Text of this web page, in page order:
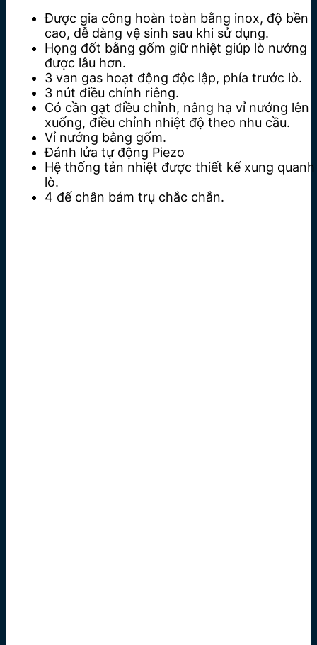
Được gia công hoàn toàn bằng inox, độ bền
cao, dễ dàng vệ sinh sau khi sử dụng.
Họng đốt bằng gốm giữ nhiệt giúp lò nướng
được lâu hơn.
3 van gas hoạt động độc lập, phía trước lò.
3 nút điều chính riêng.
Có cần gạt điều chỉnh, nâng hạ vỉ nướng lên
xuống, điều chỉnh nhiệt độ theo nhu cầu.
Vỉ nướng bằng gốm.
Đánh lửa tự động Piezo
Hệ thống tản nhiệt được thiết kế xung quanh
lò.
4 đế chân bám trụ chắc chắn.